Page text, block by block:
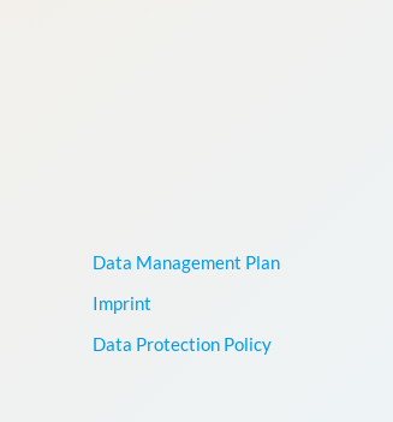
Data Management Plan
Imprint
Data Protection Policy